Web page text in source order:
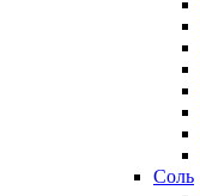
Соль